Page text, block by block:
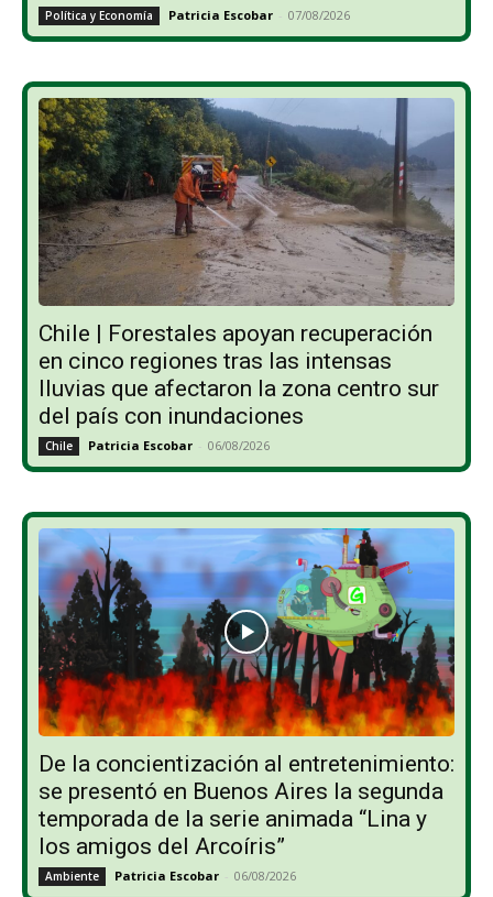
Política y Economía Patricia Escobar - 07/08/2026
Chile | Forestales apoyan recuperación
en cinco regiones tras las intensas
lluvias que afectaron la zona centro sur
del país con inundaciones
Chile Patricia Escobar - 06/08/2026
De la concientización al entretenimiento:
se presentó en Buenos Aires la segunda
temporada de la serie animada “Lina y
los amigos del Arcoíris”
Ambiente Patricia Escobar - 06/08/2026